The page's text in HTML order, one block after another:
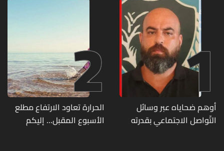
1
أوهم ضحاياه عبر وسائل
التّواصل الاجتماعي بقدرته
2
الحرارة تعاود الارتفاع مطلع
الأسبوع المقبل... إليكم